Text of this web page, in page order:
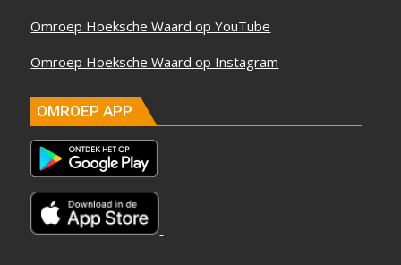
Omroep Hoeksche Waard op YouTube
Omroep Hoeksche Waard op Instagram
OMROEP APP